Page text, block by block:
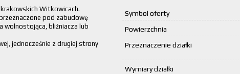
Witkowicach.
pod zabudowę
wolnostojąca, bliźniacza lub
jednocześnie z drugiej strony
Symbol oferty
Powierzchnia
Przeznaczenie działki
Wymiary działki